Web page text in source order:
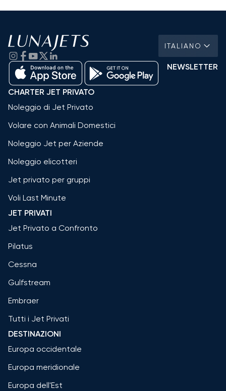
ITALIANO
NEWSLETTER
CHARTER JET PRIVATO
Noleggio di Jet Privato
Volare con Animali Domestici
Noleggio Jet per Aziende
Noleggio elicotteri
Jet privato per gruppi
Voli Last Minute
JET PRIVATI
Jet Privato a Confronto
Pilatus
Cessna
Gulfstream
Embraer
Tutti i Jet Privati
DESTINAZIONI
Europa occidentale
Europa meridionale
Europa dell'Est